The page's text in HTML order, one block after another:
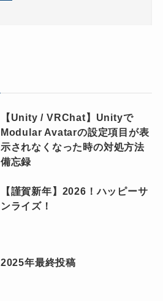
【Unity / VRChat】Unityで
Modular Avatarの設定項目が表
示されなくなった時の対処方法
備忘録
【謹賀新年】2026！ハッピーサ
ンライズ！
2025年最終投稿